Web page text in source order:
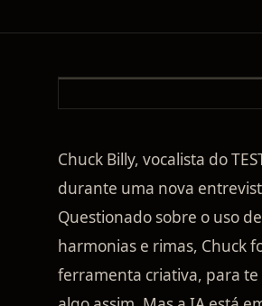
Chuck Billy, vocalista do
durante uma nova
Questionado sobre o uso
harmonias e rimas, Chuck
ferramenta criativa, para te